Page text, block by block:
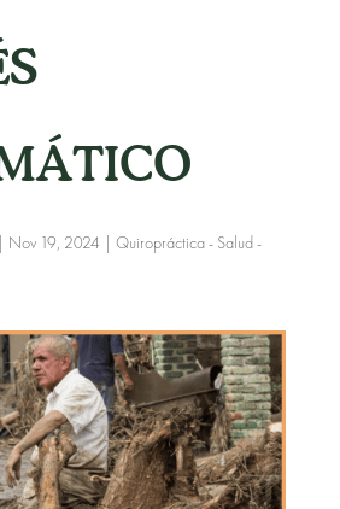
Nov 19, 2024 Quiropráctica - Salud -